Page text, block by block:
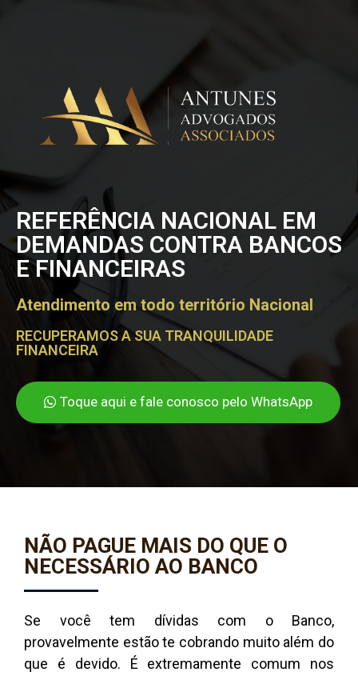
REFERÊNCIA NACIONAL EM
DEMANDAS CONTRA BANCOS
E FINANCEIRAS
Atendimento em todo território Nacional
RECUPERAMOS A SUA TRANQUILIDADE
FINANCEIRA
Toque aqui e fale conosco pelo WhatsApp
NÃO PAGUE MAIS DO QUE O
NECESSÁRIO AO BANCO
Se você tem dívidas com o Banco,
provavelmente estão te cobrando muito além do
que é devido. É extremamente comum nos